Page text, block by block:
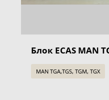
Блок ECAS MAN
MAN TGA,TGS, TGM, TGX